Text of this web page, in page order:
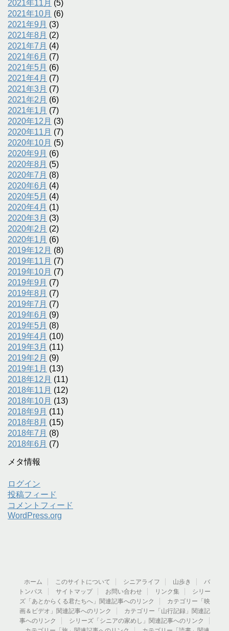
2021年11月 (5)
2021年10月 (6)
2021年9月 (3)
2021年8月 (2)
2021年7月 (4)
2021年6月 (7)
2021年5月 (6)
2021年4月 (7)
2021年3月 (7)
2021年2月 (6)
2021年1月 (7)
2020年12月 (3)
2020年11月 (7)
2020年10月 (5)
2020年9月 (6)
2020年8月 (5)
2020年7月 (8)
2020年6月 (4)
2020年5月 (4)
2020年4月 (1)
2020年3月 (3)
2020年2月 (2)
2020年1月 (6)
2019年12月 (8)
2019年11月 (7)
2019年10月 (7)
2019年9月 (7)
2019年8月 (7)
2019年7月 (7)
2019年6月 (9)
2019年5月 (8)
2019年4月 (10)
2019年3月 (11)
2019年2月 (9)
2019年1月 (13)
2018年12月 (11)
2018年11月 (12)
2018年10月 (13)
2018年9月 (11)
2018年8月 (15)
2018年7月 (8)
2018年6月 (7)
メタ情報
ログイン
投稿フィード
コメントフィード
WordPress.org
ホーム このサイトについて シニアライフ 山歩き
バ
トンパス
サイトマップ お問い合わせ リンク集
シリー
ズ「あとからくる君たちへ」関連記事へのリンク
カテゴリー「映
画＆ビデオ」関連記事へのリンク
カテゴリー「山行記録」関連記
事へのリンク
シリーズ「シニアの家めし」関連記事へのリンク